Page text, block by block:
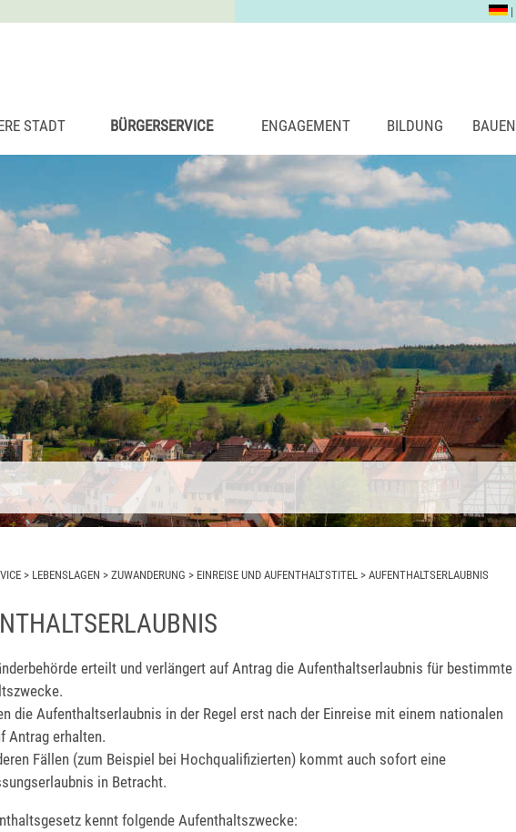
|
STADT BÜRGERSERVICE ENGAGEMENT BILDUNG BAUEN
> LEBENSLAGEN > ZUWANDERUNG > EINREISE UND AUFENTHALTSTITEL > AUFENTHALTSERLAUBNIS
erteilt und verlängert auf Antrag die Aufenthaltserlaubnis für bestimmte
die Aufenthaltserlaubnis in der Regel erst nach der Einreise mit einem nationalen
Antrag erhalten.
Fällen (zum Beispiel bei Hochqualifizierten) kommt auch sofort eine
in Betracht.
kennt folgende Aufenthaltszwecke: